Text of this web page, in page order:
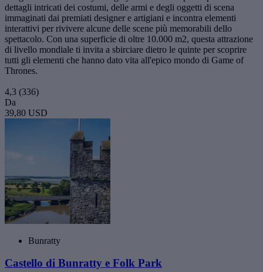
dettagli intricati dei costumi, delle armi e degli oggetti di scena
immaginati dai premiati designer e artigiani e incontra elementi
interattivi per rivivere alcune delle scene più memorabili dello
spettacolo. Con una superficie di oltre 10.000 m2, questa attrazione
di livello mondiale ti invita a sbirciare dietro le quinte per scoprire
tutti gli elementi che hanno dato vita all'epico mondo di Game of
Thrones.
4,3 (336)
Da
39,80 USD
Bunratty
Castello di Bunratty e Folk Park